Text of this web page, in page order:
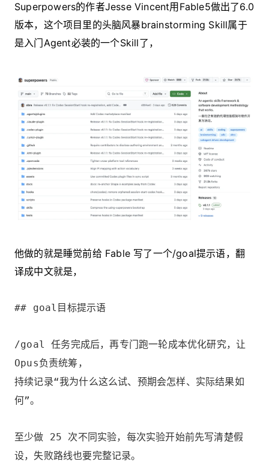
Superpowers的作者Jesse Vincent用Fable5做出了6.0
版本，这个项目里的头脑风暴brainstorming Skill属于
是入门Agent必装的一个Skill了，
他做的就是睡觉前给 Fable 写了一个/goal提示语，翻
译成中文就是，
## goal目标提示语
/goal 任务完成后，再专门跑一轮成本优化研究，让
Opus负责统筹，
持续记录“我为什么这么试、预期会怎样、实际结果如
何”。
至少做 25 次不同实验，每次实验开始前先写清楚假
设，失败路线也要完整记录。